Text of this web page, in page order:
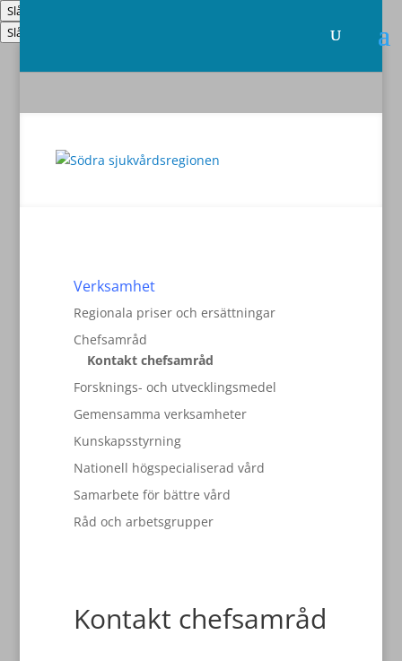
Slå på/av hög kontrast
Slå på/av textstorlek
Verksamhet
Regionala priser och ersättningar
Chefsamråd
Kontakt chefsamråd
Forsknings- och utvecklingsmedel
Gemensamma verksamheter
Kunskapsstyrning
Nationell högspecialiserad vård
Samarbete för bättre vård
Råd och arbetsgrupper
Kontakt chefsamråd